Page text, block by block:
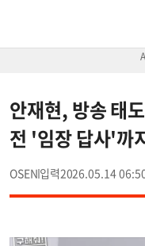
안재현, 방송 태
전 '임장 답사'까
OSEN 2026.05.14